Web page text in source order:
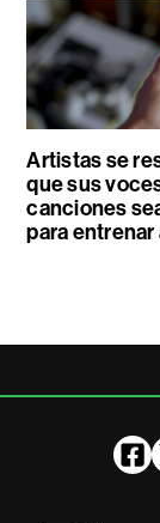
Artistas se
que sus
canciones
para entrenar